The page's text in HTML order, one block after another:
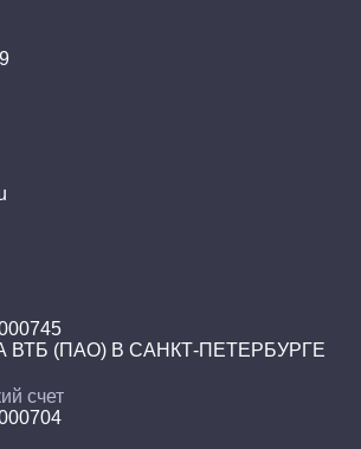
ВТБ (ПАО) В САНКТ-ПЕТЕРБУРГЕ
счет